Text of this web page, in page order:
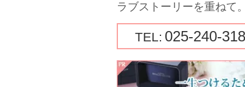
ラブストーリーを重ねて
TEL: 025-240-